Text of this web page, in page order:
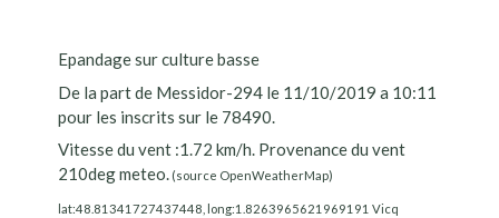
Epandage sur culture basse
De la part de Messidor-294 le 11/10/2019 a 10:11
pour les inscrits sur le 78490.
Vitesse du vent :1.72 km/h. Provenance du vent
210deg meteo. (source OpenWeatherMap)
lat:48.81341727437448, long:1.8263965621969191 Vicq